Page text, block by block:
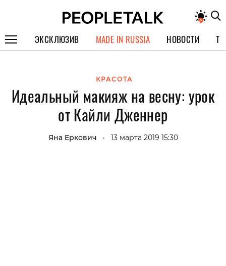
ЭКСКЛЮЗИВ
СПЕЦПРОЕКТЫ
ИНТЕРВЬЮ
ПОКОЛЕНИЕ
MADE IN RUSSIA НОВОСТИ
КРАСОТА
Идеальный макияж на весну: урок
от Кайли Дженнер
Яна Еркович • 13 марта 2019 15:30